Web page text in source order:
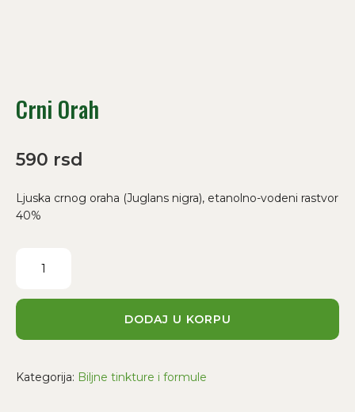
Crni Orah
590 rsd
Ljuska crnog oraha (Juglans nigra), etanolno-vodeni rastvor
40%
DODAJ U KORPU
Kategorija: Biljne tinkture i formule